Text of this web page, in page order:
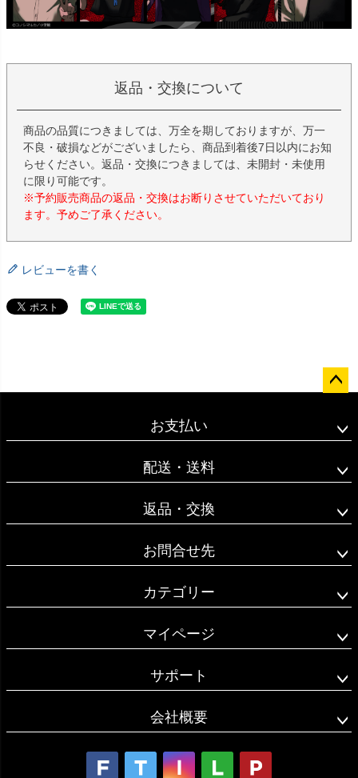
返品・交換について
商品の品質につきましては、万全を期しておりますが、万一
不良・破損などがございましたら、商品到着後7日以内にお知
らせください。返品・交換につきましては、未開封・未使用
に限り可能です。
※予約販売商品の返品・交換はお断りさせていただいており
ます。予めご了承ください。
レビューを書く
ップ
お支払い
配送・送料
返品・交換
お問合せ先
カテゴリー
マイページ
サポート
会社概要